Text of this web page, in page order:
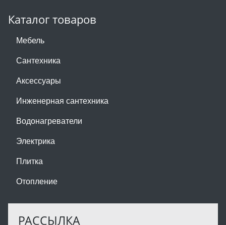
Каталог товаров
Мебель
Сантехника
Аксессуары
Инженерная сантехника
Водонагреватели
Электрика
Плитка
Отопление
РАССЫЛКА